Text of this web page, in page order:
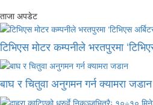
ताजा अपडेट
टिभिएस मोटर कम्पनीले भरतपुरमा
बाघ र चितुवा अनुगमन गर्न क्यामरा जडान